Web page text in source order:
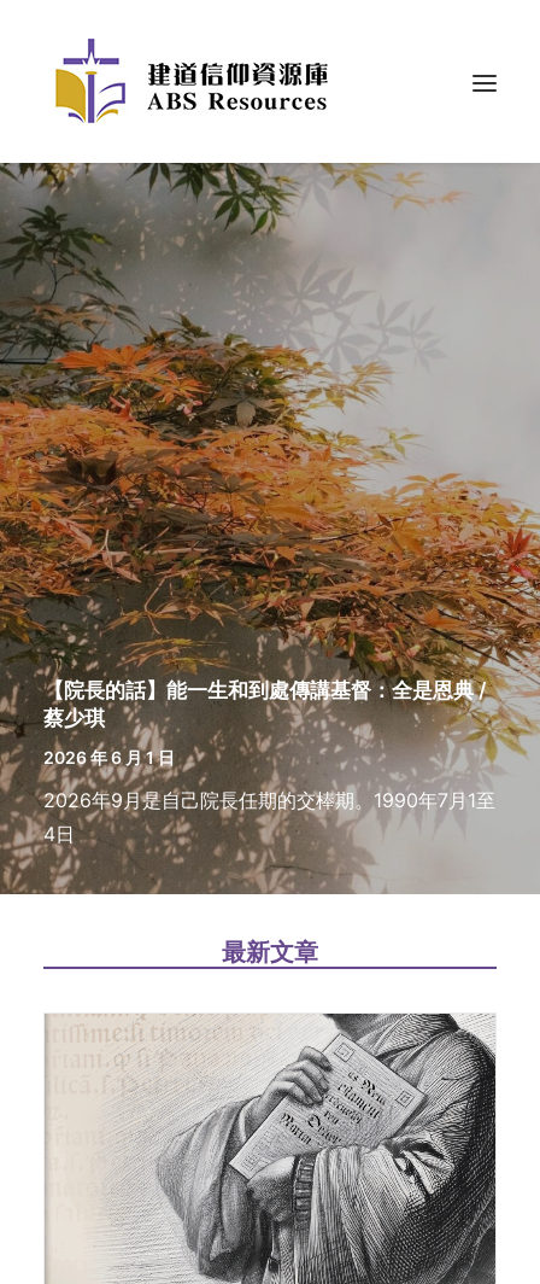
【院長的話】能一生和到處傳講基督：全是恩典 /
蔡少琪
2026 年 6 月 1 日
2026年9月是自己院長任期的交棒期。1990年7月1至
4日
最新文章